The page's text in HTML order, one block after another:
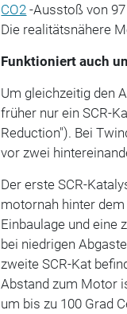
CO2 -Ausstoß von
Die realitätsnähere
Funktioniert auch
Um gleichzeitig den
früher nur ein SCR-
Reduction"). Bei
vor zwei
Der erste SCR-
motornah hinter
Einbaulage und eine
bei niedrigen
zweite SCR-Kat
Abstand zum Motor
um bis zu 100 Grad